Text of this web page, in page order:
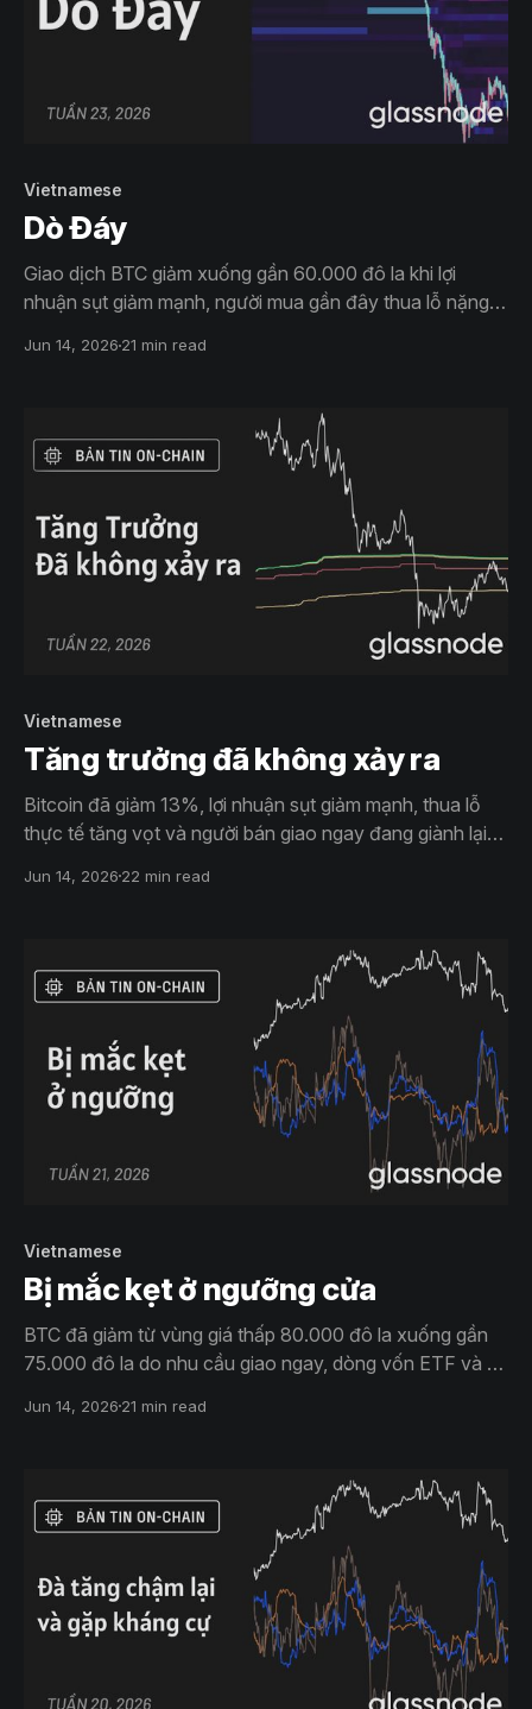
Vietnamese
Dò Đáy
Giao dịch BTC giảm xuống gần 60.000 đô la khi lợi
nhuận sụt giảm mạnh, người mua gần đây thua lỗ nặng
từ các tổ chức suy yếu, hoạt động mua trái phiếu kho
Jun 14, 2026 21 min read
Vietnamese
Tăng trưởng đã không xảy ra
Bitcoin đã giảm 13%, lợi nhuận sụt giảm mạnh, thua lỗ
thực tế tăng vọt và người bán giao ngay đang giành lại
sau khi bị từ chối ở mức giá gốc, trong khi thị trường
Jun 14, 2026 22 min read
Vietnamese
Bị mắc kẹt ở ngưỡng cửa
BTC đã giảm từ vùng giá thấp 80.000 đô la xuống gần
75.000 đô la do nhu cầu giao ngay, dòng vốn ETF và kỳ
thiết lập lại, nhưng niềm tin vẫn còn hạn chế.
Jun 14, 2026 21 min read